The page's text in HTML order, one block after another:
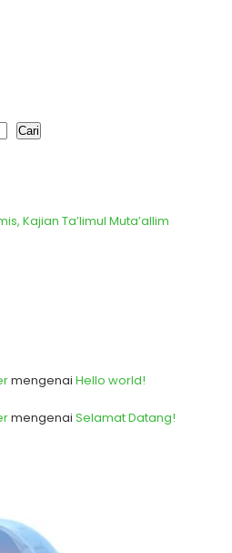
Cari
Kajian Ta’limul Muta’allim
mengenai Hello world!
mengenai Selamat Datang!